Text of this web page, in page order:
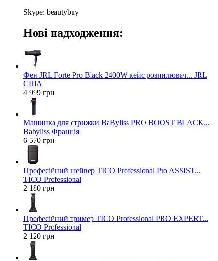
Skype: beautybuy
Нові надходження:
Фен JRL Forte Pro Black 2400W кейс розпилювач... JRL
США
4 999 грн
Машинка для стрижки BaByliss PRO BOOST BLACK...
Babyliss Франція
6 570 грн
Професійний шейвер TICO Professional Pro ASSIST...
TICO Professional
2 180 грн
Професійний тример TICO Professional PRO EXPERT...
TICO Professional
2 120 грн